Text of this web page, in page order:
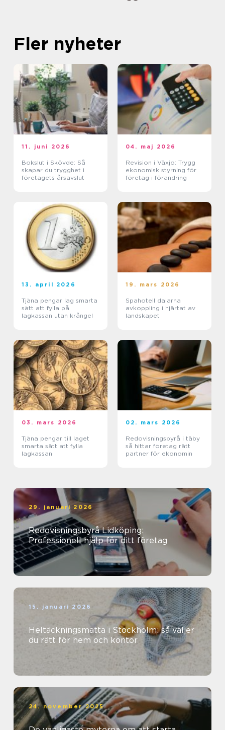
Fler nyheter
11. juni 2026
Bokslut i Skövde: Så
skapar du trygghet i
företagets årsavslut
04. maj 2026
Revision i Växjö: Trygg
ekonomisk styrning för
företag i förändring
13. april 2026
Tjäna pengar lag smarta
sätt att fylla på
lagkassan utan krångel
19. mars 2026
Spahotell dalarna
avkoppling i hjärtat av
landskapet
03. mars 2026
Tjäna pengar till laget
smarta sätt att fylla
lagkassan
02. mars 2026
Redovisningsbyrå i täby
så hittar företag rätt
partner för ekonomin
29. januari 2026
Redovisningsbyrå Lidköping:
Professionell hjälp för ditt företag
15. januari 2026
Heltäckningsmatta i Stockholm: så väljer
du rätt för hem och kontor
24. november 2025